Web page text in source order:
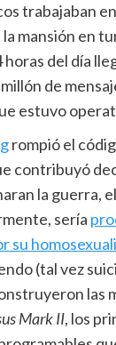
trabajaban
mansión en
horas del día
de
estuvo
rompió el
contribuyó
la guerra,
sería
su
(tal vez
las
Mark II, los